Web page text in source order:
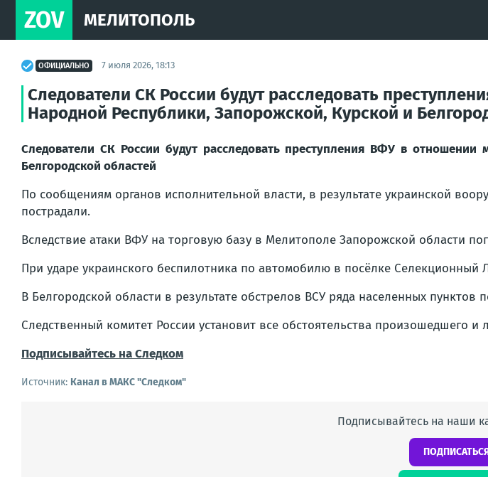
ZOV МЕЛИТОПОЛЬ
ОФИЦИАЛЬНО 7 июля 2026, 18:13
Следователи СК России будут расследовать
Народной Республики, Запорожской, Курской и
Следователи СК России будут расследовать преступления ВФУ в
Белгородской областей
По сообщениям органов исполнительной власти, в результате украинской
пострадали.
Вследствие атаки ВФУ на торговую базу в Мелитополе Запорожской области
При ударе украинского беспилотника по автомобилю в посёлке Селекционный
В Белгородской области в результате обстрелов ВСУ ряда населенных пунктов
Следственный комитет России установит все обстоятельства произошедшего
Подписывайтесь на Следком
Источник: Канал в МАКС "Следком"
Подписывайтесь на наши